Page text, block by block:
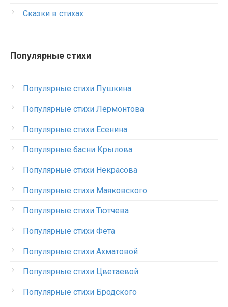
Сказки в стихах
Популярные стихи
Популярные стихи Пушкина
Популярные стихи Лермонтова
Популярные стихи Есенина
Популярные басни Крылова
Популярные стихи Некрасова
Популярные стихи Маяковского
Популярные стихи Тютчева
Популярные стихи Фета
Популярные стихи Ахматовой
Популярные стихи Цветаевой
Популярные стихи Бродского